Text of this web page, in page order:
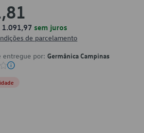
1.091,97 sem juros
de parcelamento
entregue por: Germânica Campinas